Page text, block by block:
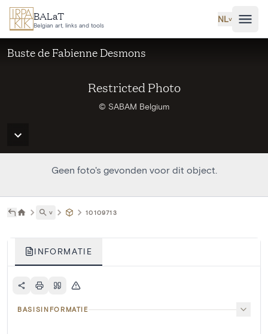
Ga naar hoofdinhoud
BALaT
Belgian art, links and tools
NL˅
Restricted Photo
© SABAM Belgium
Buste de Fabienne Desmons
Geen foto's gevonden voor dit object.
˅ 10109713
INFORMATIE
BASISINFORMATIE